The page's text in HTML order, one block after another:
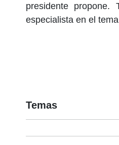
presidente
especialista en el
Temas